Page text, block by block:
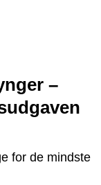
–
for de mindste